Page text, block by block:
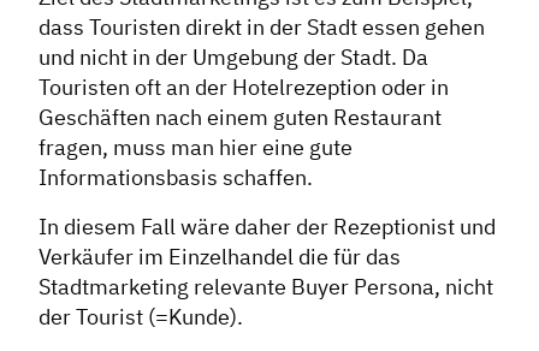
dass Touristen direkt in der Stadt essen gehen
und nicht in der Umgebung der Stadt. Da
Touristen oft an der Hotelrezeption oder in
Geschäften nach einem guten Restaurant
fragen, muss man hier eine gute
Informationsbasis schaffen.
In diesem Fall wäre daher der Rezeptionist und
Verkäufer im Einzelhandel die für das
Stadtmarketing relevante Buyer Persona, nicht
der Tourist (=Kunde).